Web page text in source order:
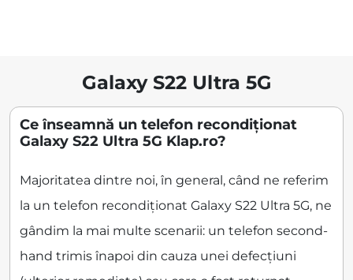
Galaxy S22 Ultra 5G
Ce înseamnă un telefon recondiționat
Galaxy S22 Ultra 5G Klap.ro?
Majoritatea dintre noi, în general, când ne referim
la un telefon recondiționat Galaxy S22 Ultra 5G, ne
gândim la mai multe scenarii: un telefon second-
hand trimis înapoi din cauza unei defecțiuni